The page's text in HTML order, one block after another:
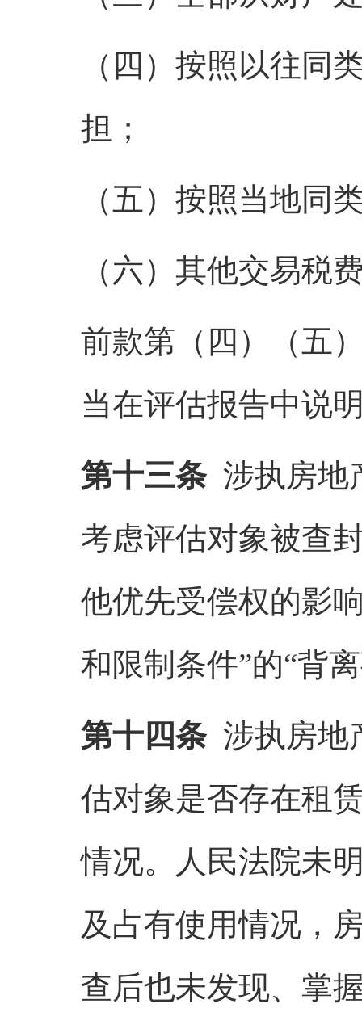
（四）按照以往同
担；
（五）按照当地同
（六）其他交易税
前款第（四）（五
当在评估报告中说
第十三条 涉执房地
考虑评估对象被查
他优先受偿权的影
和限制条件”的“背
第十四条 涉执房地
估对象是否存在租
情况。人民法院未
及占有使用情况，
查后也未发现、掌